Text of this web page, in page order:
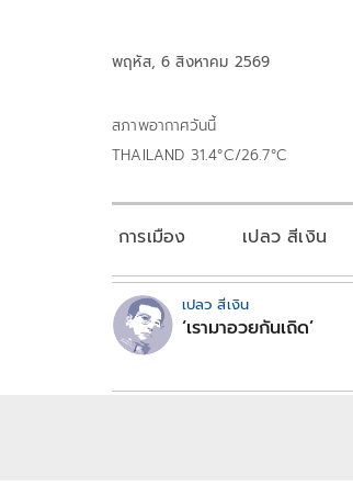
พฤหัส, 6 สิงหาคม 2569
สภาพอากาศวันนี้
THAILAND 31.4°C/26.7°C
การเมือง เปลว สีเงิน
เปลว สีเงิน
‘เรามาอวยกันเถิด’